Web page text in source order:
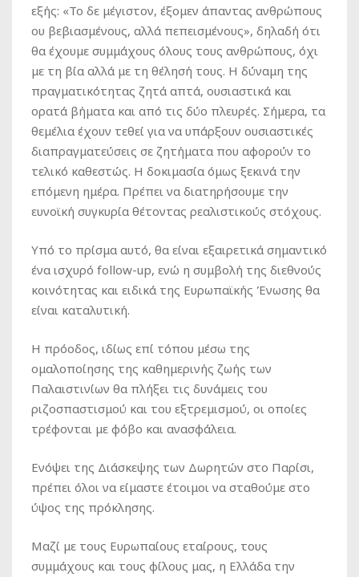
εξής: «Το δε μέγιστον, έξομεν άπαντας ανθρώπους
ου βεβιασμένους, αλλά πεπεισμένους», δηλαδή ότι
θα έχουμε συμμάχους όλους τους ανθρώπους, όχι
με τη βία αλλά με τη θέλησή τους. Η δύναμη της
πραγματικότητας ζητά απτά, ουσιαστικά και
ορατά βήματα και από τις δύο πλευρές. Σήμερα, τα
θεμέλια έχουν τεθεί για να υπάρξουν ουσιαστικές
διαπραγματεύσεις σε ζητήματα που αφορούν το
τελικό καθεστώς. Η δοκιμασία όμως ξεκινά την
επόμενη ημέρα. Πρέπει να διατηρήσουμε την
ευνοϊκή συγκυρία θέτοντας ρεαλιστικούς στόχους.
Υπό το πρίσμα αυτό, θα είναι εξαιρετικά σημαντικό
ένα ισχυρό follow-up, ενώ η συμβολή της διεθνούς
κοινότητας και ειδικά της Ευρωπαϊκής Ένωσης θα
είναι καταλυτική.
Η πρόοδος, ιδίως επί τόπου μέσω της
ομαλοποίησης της καθημερινής ζωής των
Παλαιστινίων θα πλήξει τις δυνάμεις του
ριζοσπαστισμού και του εξτρεμισμού, οι οποίες
τρέφονται με φόβο και ανασφάλεια.
Ενόψει της Διάσκεψης των Δωρητών στο Παρίσι,
πρέπει όλοι να είμαστε έτοιμοι να σταθούμε στο
ύψος της πρόκλησης.
Μαζί με τους Ευρωπαίους εταίρους, τους
συμμάχους και τους φίλους μας, η Ελλάδα την